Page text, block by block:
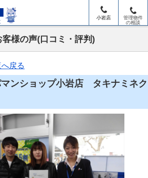
小岩店
管理物件
の相談
様の声(口コミ・評判)
戻る
ンショップ小岩店 タキナミネク